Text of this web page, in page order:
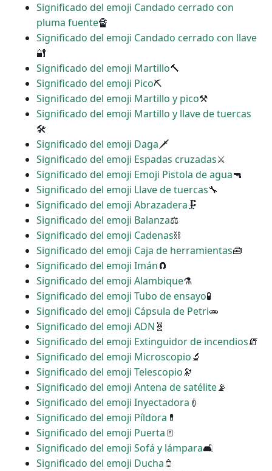
Significado del emoji Candado cerrado con
pluma fuente🔏
Significado del emoji Candado cerrado con llave
🔐
Significado del emoji Martillo🔨
Significado del emoji Pico⛏
Significado del emoji Martillo y pico⚒
Significado del emoji Martillo y llave de tuercas
🛠
Significado del emoji Daga🗡
Significado del emoji Espadas cruzadas⚔
Significado del emoji Emoji Pistola de agua🔫
Significado del emoji Llave de tuercas🔧
Significado del emoji Abrazadera🗜
Significado del emoji Balanza⚖
Significado del emoji Cadenas⛓
Significado del emoji Caja de herramientas🧰
Significado del emoji Imán🧲
Significado del emoji Alambique⚗
Significado del emoji Tubo de ensayo🧪
Significado del emoji Cápsula de Petri🧫
Significado del emoji ADN 🧬
Significado del emoji Extinguidor de incendios🧯
Significado del emoji Microscopio🔬
Significado del emoji Telescopio🔭
Significado del emoji Antena de satélite📡
Significado del emoji Inyectadora 💉
Significado del emoji Píldora 💊
Significado del emoji Puerta 🚪
Significado del emoji Sofá y lámpara🛋
Significado del emoji Ducha🚿